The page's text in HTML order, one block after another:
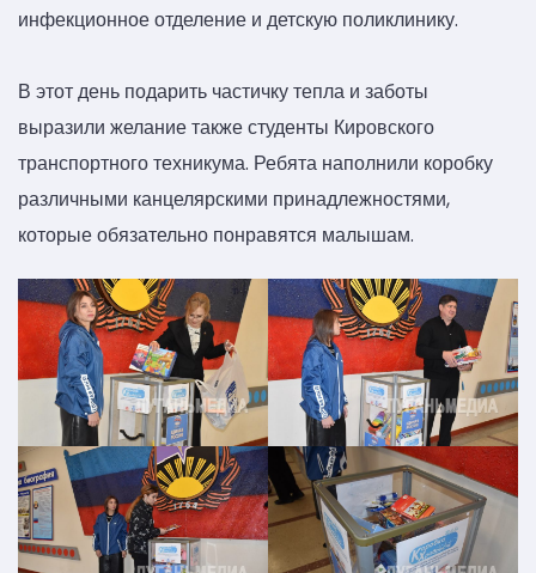
инфекционное отделение и детскую поликлинику.
В этот день подарить частичку тепла и заботы
выразили желание также студенты Кировского
транспортного техникума. Ребята наполнили коробку
различными канцелярскими принадлежностями,
которые обязательно понравятся малышам.